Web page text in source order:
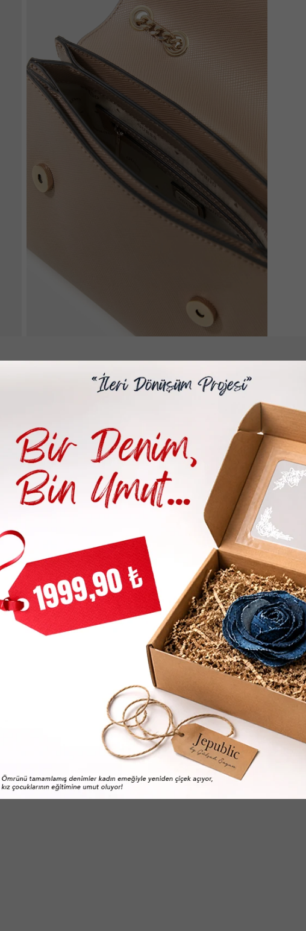
Woven Medıum Carryall Kadın Si̇yah Çanta
Bold Ck Elongated Mını Kadın
6.299,00
4.409,90TL